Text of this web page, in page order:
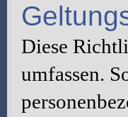
Diese
umfassen.